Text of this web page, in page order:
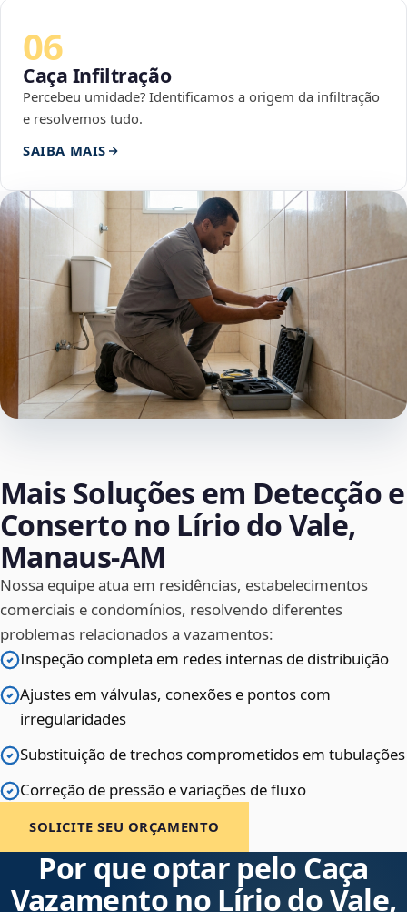
06
Caça Infiltração
Percebeu umidade? Identificamos a origem da infiltração
e resolvemos tudo.
SAIBA MAIS
Mais Soluções em Detecção e
Conserto no Lírio do Vale,
Manaus‑AM
Nossa equipe atua em residências, estabelecimentos
comerciais e condomínios, resolvendo diferentes
problemas relacionados a vazamentos:
Inspeção completa em redes internas de distribuição
Ajustes em válvulas, conexões e pontos com
irregularidades
Substituição de trechos comprometidos em tubulações
Correção de pressão e variações de fluxo
SOLICITE SEU ORÇAMENTO
Por que optar pelo Caça
Vazamento no Lírio do Vale,